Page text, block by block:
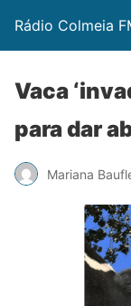
Rádio Colmeia
Vaca
para dar
Mariana